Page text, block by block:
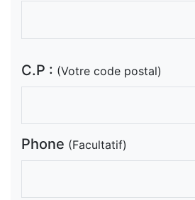
C.P : (Votre code postal)
Phone (Facultatif)